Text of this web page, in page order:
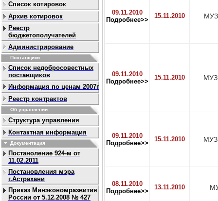
Список котировок
Архив котировок
Реестр
бюджетополучателей
Администрирование
Поставщики
Список недобросовестных
поставщиков
Информация по ценам 2007г
Реестр контрактов
Об управлении
Структура управления
Контактная информация
Документация
Постаноление 924-м от
11.02.2011
Постановления мэра
г.Астрахани
Приказ Минэкономразвития
России от 5.12.2008 № 427
09.11.2010
Подробнее>>
15.11.2010
09.11.2010
Подробнее>>
15.11.2010
09.11.2010
Подробнее>>
15.11.2010
08.11.2010
Подробнее>>
13.11.2010